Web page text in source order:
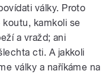
války. Proto
kamkoli se
a vražd; ani
cti. A jakkoli
války a naříkáme na